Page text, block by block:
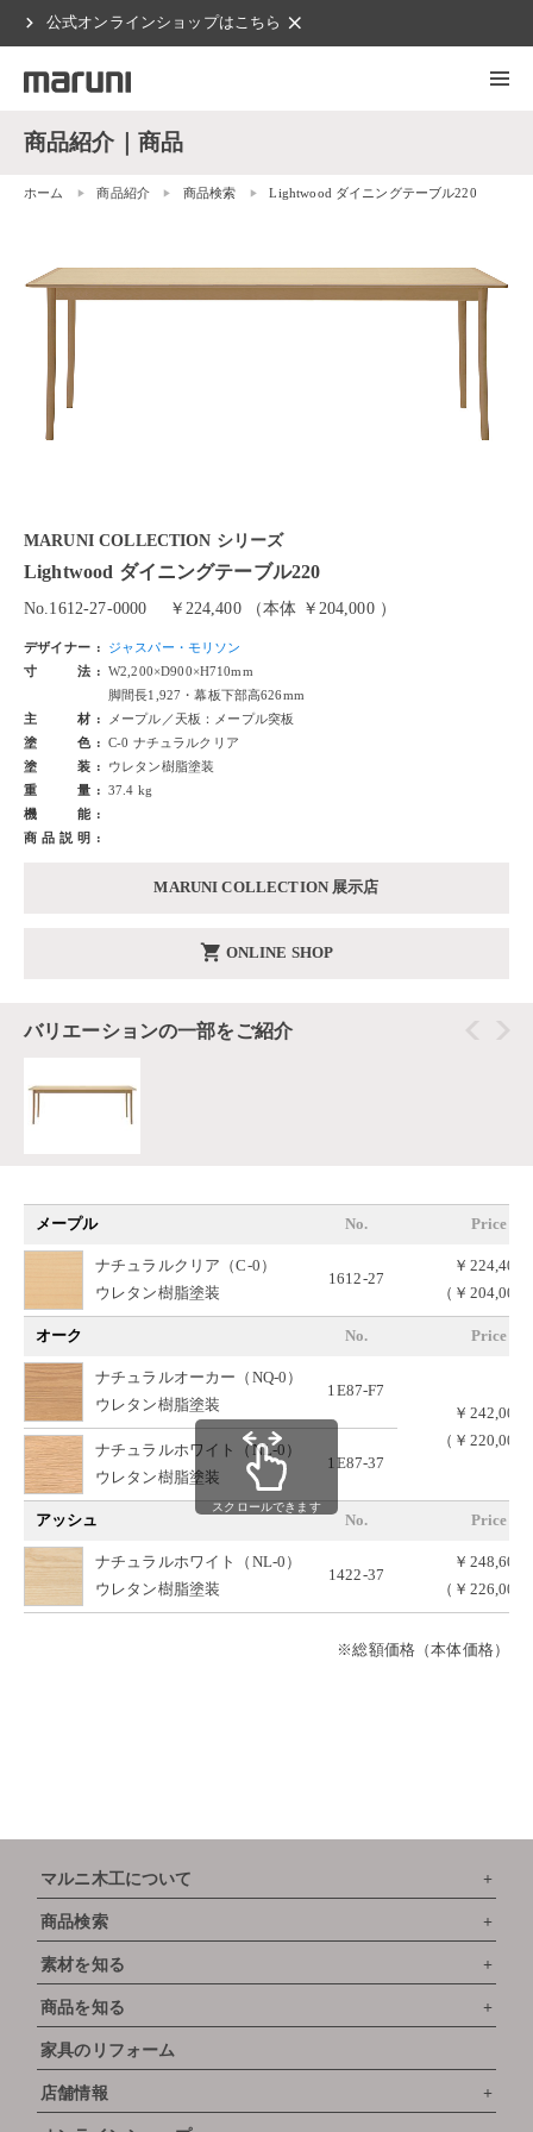
chevron_right 公式オンラインショップはこちら clear
商品紹介｜商品
ホーム 商品紹介 商品検索 Lightwood ダイニングテーブル220
MARUNI COLLECTION シリーズ
Lightwood ダイニングテーブル220
No.1612-27-0000 ￥224,400 （本体 ￥204,000 ）
デザイナー
ジャスパー・モリソン
寸法
W2,200×D900×H710mm
脚間長1,927・幕板下部高626mm
主材
メープル／天板：メープル突板
塗色
C-0 ナチュラルクリア
塗装
ウレタン樹脂塗装
重量
37.4 kg
機能
商品説明
MARUNI COLLECTION 展示店
shopping_cart ONLINE SHOP
バリエーションの一部をご紹介
メープル No. Price
ナチュラルクリア（C-0）
ウレタン樹脂塗装
1612-27
￥224,400
（￥204,000
オーク No. Price
ナチュラルオーカー（NQ-0）
ウレタン樹脂塗装
1E87-F7
￥242,000
（￥220,000
ナチュラルホワイト（NL-0）
ウレタン樹脂塗装
1E87-37
アッシュ No. Price
ナチュラルホワイト（NL-0）
ウレタン樹脂塗装
1422-37
￥248,600
（￥226,000
※総額価格（本体価格）
スクロールできます
マルニ木工について
商品検索
素材を知る
商品を知る
家具のリフォーム
店舗情報